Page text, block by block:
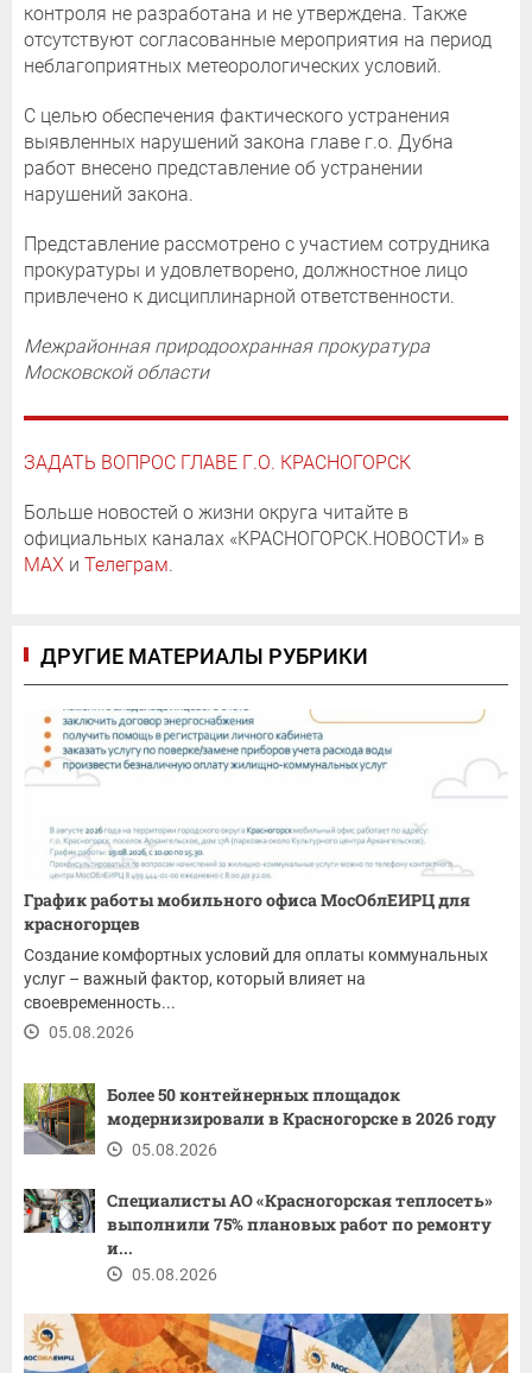
контроля не разработана и не утверждена. Также
отсутствуют согласованные мероприятия на период
неблагоприятных метеорологических условий.
С целью обеспечения фактического устранения
выявленных нарушений закона главе г.о. Дубна
работ внесено представление об устранении
нарушений закона.
Представление рассмотрено с участием сотрудника
прокуратуры и удовлетворено, должностное лицо
привлечено к дисциплинарной ответственности.
Межрайонная природоохранная прокуратура
Московской области
ЗАДАТЬ ВОПРОС ГЛАВЕ Г.О. КРАСНОГОРСК
Больше новостей о жизни округа читайте в
официальных каналах «КРАСНОГОРСК.НОВОСТИ» в
MAX и Телеграм.
ДРУГИЕ МАТЕРИАЛЫ РУБРИКИ
График работы мобильного офиса МосОблЕИРЦ для
красногорцев
Создание комфортных условий для оплаты коммунальных
услуг – важный фактор, который влияет на
своевременность...
05.08.2026
Более 50 контейнерных площадок
модернизировали в Красногорске в 2026 году
05.08.2026
Специалисты АО «Красногорская теплосеть»
выполнили 75% плановых работ по ремонту
и...
05.08.2026